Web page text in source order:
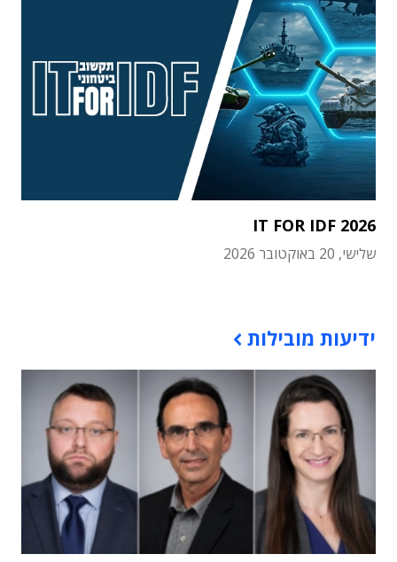
IT FOR IDF 2026
שלישי, 20 באוקטובר 2026
ידיעות מובילות